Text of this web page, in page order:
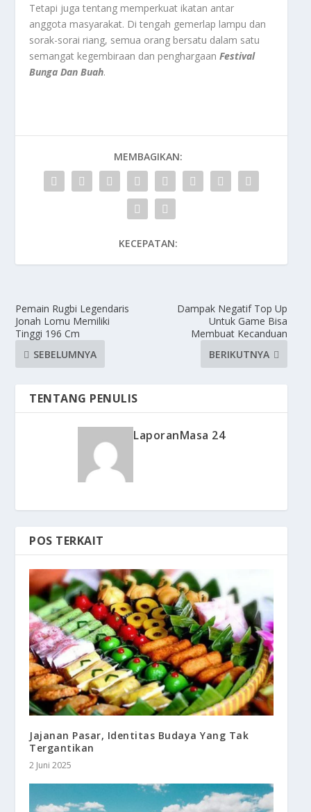
Tetapi juga tentang memperkuat ikatan antar
anggota masyarakat. Di tengah gemerlap lampu dan
sorak-sorai riang, semua orang bersatu dalam satu
semangat kegembiraan dan penghargaanFestival
Bunga Dan Buah.
MEMBAGIKAN:
KECEPATAN:
Pemain Rugbi Legendaris
Jonah Lomu Memiliki
Tinggi 196 Cm
SEBELUMNYA
Dampak Negatif Top Up
Untuk Game Bisa
Membuat Kecanduan
BERIKUTNYA
TENTANG PENULIS
LaporanMasa 24
POS TERKAIT
Jajanan Pasar, Identitas Budaya Yang Tak
Tergantikan
2 Juni 2025